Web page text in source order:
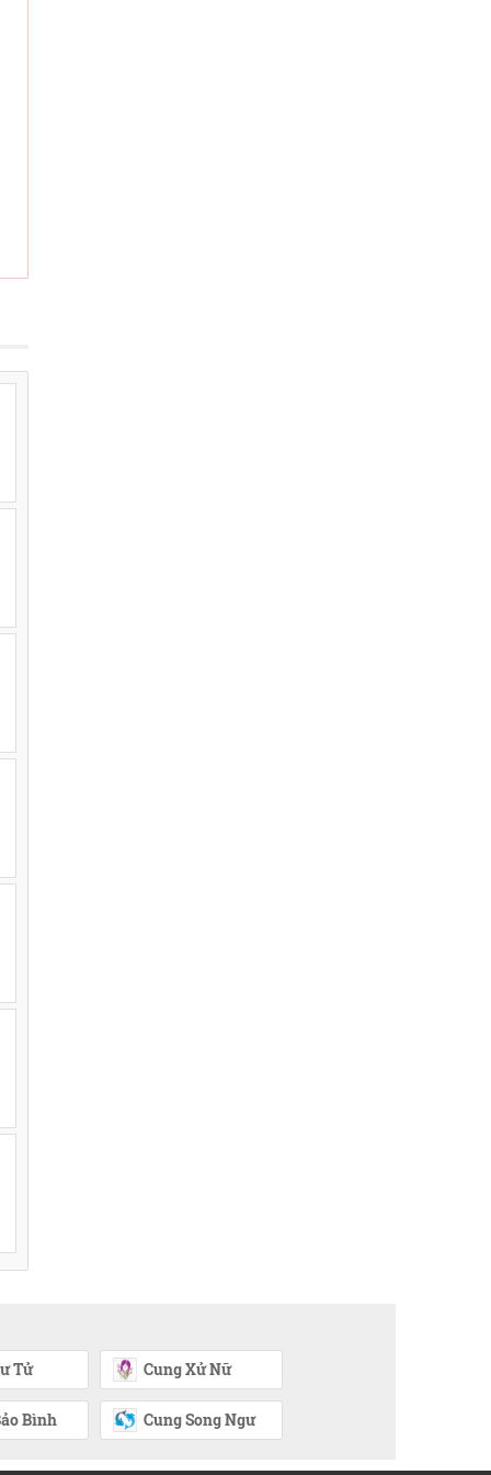
Tử Cung Xử Nữ
Bình Cung Song Ngư